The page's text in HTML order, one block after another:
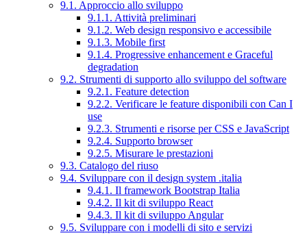
9.1. Approccio allo sviluppo
9.1.1. Attività preliminari
9.1.2. Web design responsivo e accessibile
9.1.3. Mobile first
9.1.4. Progressive enhancement e Graceful
degradation
9.2. Strumenti di supporto allo sviluppo del software
9.2.1. Feature detection
9.2.2. Verificare le feature disponibili con Can I
use
9.2.3. Strumenti e risorse per CSS e JavaScript
9.2.4. Supporto browser
9.2.5. Misurare le prestazioni
9.3. Catalogo del riuso
9.4. Sviluppare con il design system .italia
9.4.1. Il framework Bootstrap Italia
9.4.2. Il kit di sviluppo React
9.4.3. Il kit di sviluppo Angular
9.5. Sviluppare con i modelli di sito e servizi